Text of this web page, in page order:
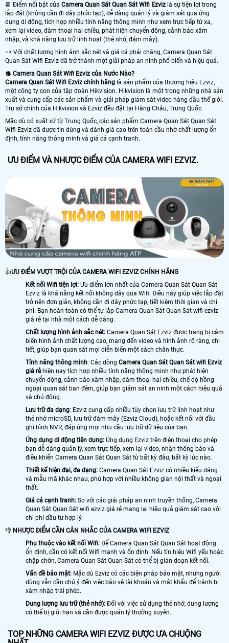
📘 Điểm nổi bật của Camera Quan Sát Quan Sát Wifi Ezviz là sự tiện lợi trong
lắp đặt (không cần đi dây phức tạp), dễ dàng quản lý và giám sát qua ứng
dụng di động, tích hợp nhiều tính năng thông minh như xem trực tiếp từ xa,
xem lại video, đàm thoại hai chiều, phát hiện chuyển động, cảnh báo xâm
nhập, và khả năng lưu trữ linh hoạt (thẻ nhớ, đám mây).
=> Với chất lượng hình ảnh sắc nét và giá cả phải chăng, Camera Quan Sát
Quan Sát Wifi Ezviz đã trở thành một giải pháp an ninh phổ biến và hiệu quả.
💲 Camera Quan Sát Wifi Ezviz của Nước Nào?
Camera Quan Sát Wifi Ezviz chính hãng là sản phẩm của thương hiệu Ezviz,
một công ty con của tập đoàn Hikvision. Hikvision là một trong những nhà sản
xuất và cung cấp các sản phẩm và giải pháp giám sát video hàng đầu thế giới.
Trụ sở chính của Hikvision và Ezviz đều đặt tại Hàng Châu, Trung Quốc.
Mặc dù có xuất xứ từ Trung Quốc, các sản phẩm Camera Quan Sát Quan Sát
Wifi Ezviz đã được tin dùng và đánh giá cao trên toàn cầu nhờ chất lượng ổn
định, tính năng thông minh và giá cả cạnh tranh.
ƯU ĐIỂM VÀ NHƯỢC ĐIỂM CỦA CAMERA WIFI EZVIZ.
👍ƯU ĐIỂM VƯỢT TRỘI CỦA CAMERA WIFI EZVIZ CHÍNH HÃNG
Kết nối Wifi tiện lợi: Ưu điểm lớn nhất của Camera Quan Sát Quan Sát
Ezviz là khả năng kết nối không dây qua Wifi. Điều này giúp việc lắp đặt
trở nên đơn giản, không cần đi dây phức tạp, tiết kiệm thời gian và chi
phí. Bạn hoàn toàn có thể tự lắp Camera Quan Sát Quan Sát wifi ezviz
giá rẻ tại nhà một cách dễ dàng.
Chất lượng hình ảnh sắc nét: Camera Quan Sát Ezviz được trang bị cảm
biến hình ảnh chất lượng cao, mang đến video và hình ảnh rõ ràng, chi
tiết, giúp bạn quan sát mọi diễn biến một cách chân thực.
Tính năng thông minh: Các dòng Camera Quan Sát Quan Sát wifi Ezviz
giá rẻhiện nay tích hợp nhiều tính năng thông minh như phát hiện
chuyển động, cảnh báo xâm nhập, đàm thoại hai chiều, chế độ hồng
ngoại quan sát ban đêm, giúp bạn giám sát an ninh một cách hiệu quả
và chủ động.
Lưu trữ đa dạng: Ezviz cung cấp nhiều tùy chọn lưu trữ linh hoạt như
thẻ nhớ microSD, lưu trữ đám mây (Ezviz Cloud), hoặc kết nối với đầu
ghi hình NVR, đáp ứng mọi nhu cầu lưu trữ dữ liệu của bạn.
Ứng dụng di động tiện dụng: Ứng dụng Ezviz trên điện thoại cho phép
bạn dễ dàng quản lý, xem trực tiếp, xem lại video, nhận thông báo và
điều khiển Camera Quan Sát Quan Sát từ bất kỳ đâu, bất kỳ lúc nào.
Thiết kế hiện đại, đa dạng: Camera Quan Sát Ezviz có nhiều kiểu dáng
và mẫu mã khác nhau, phù hợp với nhiều không gian nội thất và ngoại
thất.
Giá cả cạnh tranh: So với các giải pháp an ninh truyền thống, Camera
Quan Sát Quan Sát wifi ezviz giá rẻ mang lại hiệu quả giám sát cao với
chi phí đầu tư hợp lý.
👎 NHƯỢC ĐIỂM CẦN CÂN NHẮC CỦA CAMERA WIFI EZVIZ
Phụ thuộc vào kết nối Wifi: Để Camera Quan Sát Quan Sát hoạt động
ổn định, cần có kết nối Wifi mạnh và ổn định. Nếu tín hiệu Wifi yếu hoặc
chập chờn, Camera Quan Sát Quan Sát có thể bị gián đoạn kết nối.
Vấn đề bảo mật: Mặc dù Ezviz có các biện pháp bảo mật, nhưng người
dùng vẫn cần chú ý đến việc bảo vệ tài khoản và mật khẩu để tránh bị
xâm nhập trái phép.
Dung lượng lưu trữ (thẻ nhớ): Đối với việc sử dụng thẻ nhớ, dung lượng
có thể bị giới hạn và cần được quản lý thường xuyên.
TOP NHỮNG CAMERA WIFI EZVIZ ĐƯỢC ƯA CHUỘNG